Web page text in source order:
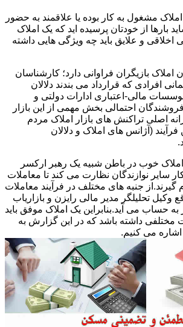
مشغول به کار بوده یا علاقمند به حضور
بارها از خودتان پرسیده اید که یک املاک
و علایق باید چه ویژگی هایی داشته
املاک بازیگران فراوانی دارد؛ کارشناسان
افرادی که قرارداد می بندند دلالان
مالی-اعتباری ادارات دولتی و
احتمالی بخش مهمی از این بازار
اصلی تراکنش های بازار املاک مردم
(آژانس های املاک و دلالان
خوب در باطن شبیه یک رهبر ارکسر
سایر نوازندگان نظارت می کند تا معاملات
گیرند.از جنبه های مختلف در فرآیند معاملات
وکیل تحلیلگر مدیر مالی رایزن و بازاریاب
به حساب می آید.بنابراین یک املاک موفق باید
داشته باشد که در این گزارش به
اشاره می کنیم.